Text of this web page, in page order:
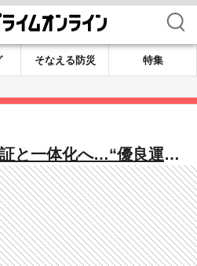
検索
そなえる防災
特集
と一体化へ…“優良運転
新時講習など４つのメリ
持ちも可能